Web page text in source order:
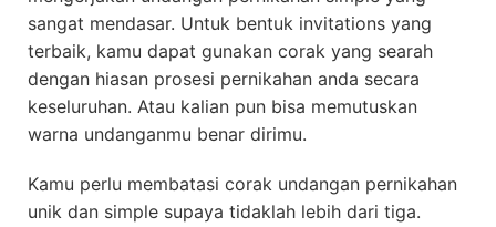
sangat mendasar. Untuk bentuk invitations yang
terbaik, kamu dapat gunakan corak yang searah
dengan hiasan prosesi pernikahan anda secara
keseluruhan. Atau kalian pun bisa memutuskan
warna undanganmu benar dirimu.
Kamu perlu membatasi corak undangan pernikahan
unik dan simple supaya tidaklah lebih dari tiga.